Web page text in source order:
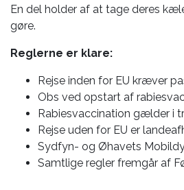
En del holder af at tage deres
gøre.
Reglerne er klare:
Rejse inden for EU kræver
Obs ved opstart af
Rabiesvaccination gælder i
Rejse uden for EU er
Sydfyn- og Øhavets
Samtlige regler fremgår af